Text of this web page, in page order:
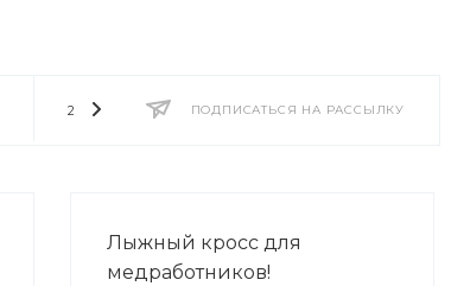
ПОДПИСАТЬСЯ НА РАССЫЛКУ
2014 2013 2012 2011
Лыжный кросс для
медработников!